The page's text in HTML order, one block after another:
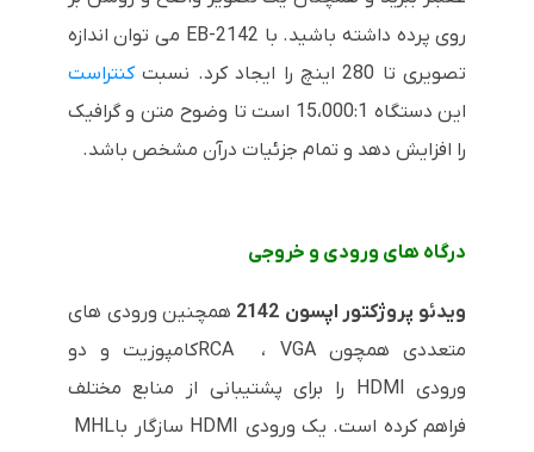
روی پرده داشته باشید. با EB-2142 می توان اندازه
تصویری تا 280 اینچ را ایجاد کرد. نسبت
کنتراست
این دستگاه 15،000:1 است تا وضوح متن و گرافیک
را افزایش دهد و تمام جزئیات درآن مشخص باشد.
درگاه های ورودی و خروجی
ویدئو پروژکتور اپسون 2142 همچنین ورودی های
متعددی همچون VGA ، RCAکامپوزیت و دو
ورودیHDMI را برای پشتیبانی از منابع مختلف
فراهم کرده است. یک ورودی HDMI سازگار باMHL